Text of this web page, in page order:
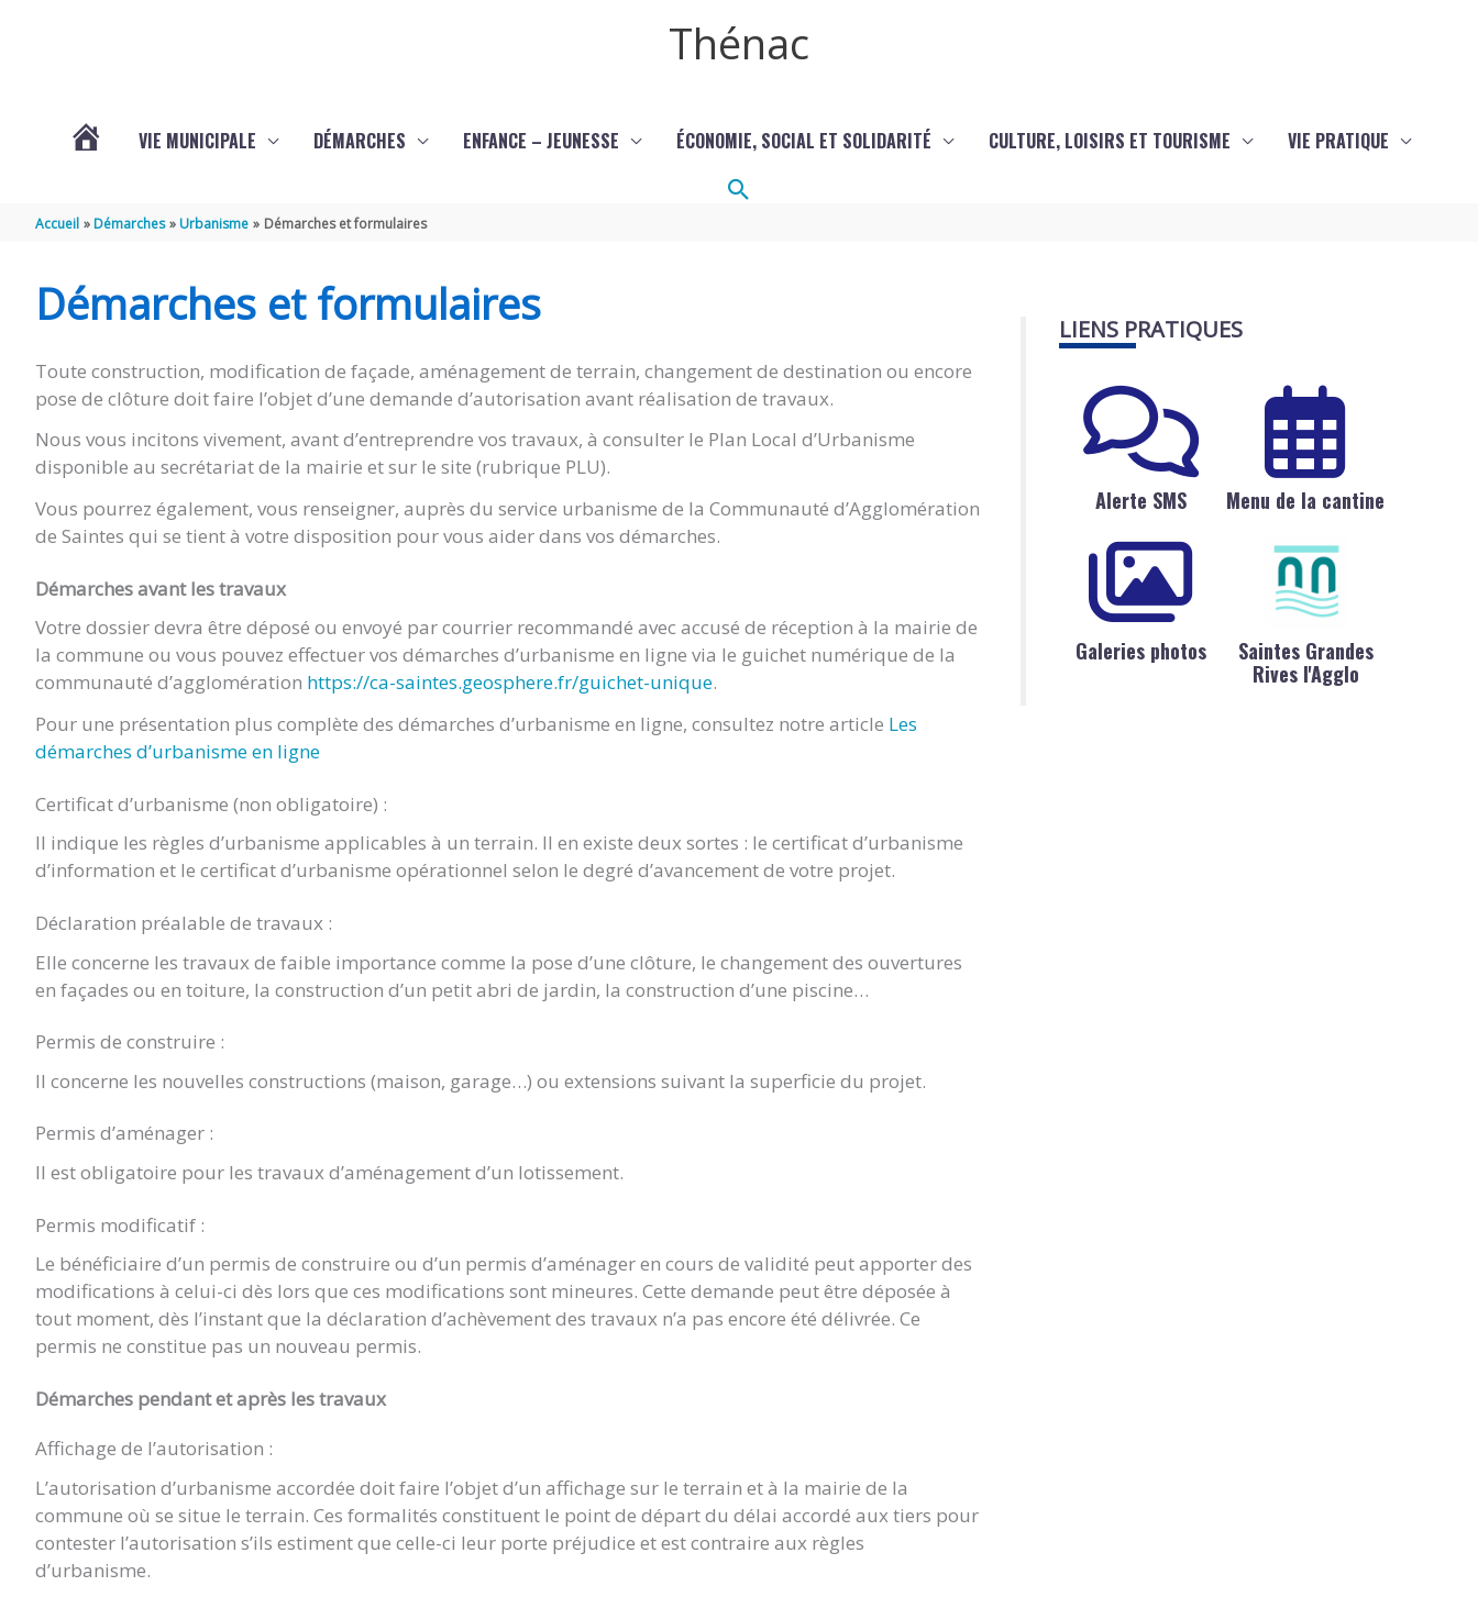
Thénac
THÉNAC
VIE MUNICIPALE DÉMARCHES ENFANCE – JEUNESSE ÉCONOMIE, SOCIAL ET SOLIDARITÉ CULTURE, LOISIRS ET TOURISME VIE PRATIQUE
Rechercher
Accueil Démarches Urbanisme Démarches et formulaires
Démarches et formulaires
Toute construction, modification de façade, aménagement de terrain, changement de destination ou encore
pose de clôture doit faire l’objet d’une demande d’autorisation avant réalisation de travaux.
Nous vous incitons vivement, avant d’entreprendre vos travaux, à consulter le Plan Local d’Urbanisme
disponible au secrétariat de la mairie et sur le site (rubrique PLU).
Vous pourrez également, vous renseigner, auprès du service urbanisme de la Communauté d’Agglomération
de Saintes qui se tient à votre disposition pour vous aider dans vos démarches.
Démarches avant les travaux
Votre dossier devra être déposé ou envoyé par courrier recommandé avec accusé de réception à la mairie de
la commune ou vous pouvez effectuer vos démarches d’urbanisme en ligne via le guichet numérique de la
communauté d’agglomération https://ca-saintes.geosphere.fr/guichet-unique.
Pour une présentation plus complète des démarches d’urbanisme en ligne, consultez notre article Les
démarches d’urbanisme en ligne
Certificat d’urbanisme (non obligatoire) :
Il indique les règles d’urbanisme applicables à un terrain. Il en existe deux sortes : le certificat d’urbanisme
d’information et le certificat d’urbanisme opérationnel selon le degré d’avancement de votre projet.
Déclaration préalable de travaux :
Elle concerne les travaux de faible importance comme la pose d’une clôture, le changement des ouvertures
en façades ou en toiture, la construction d’un petit abri de jardin, la construction d’une piscine…
Permis de construire :
Il concerne les nouvelles constructions (maison, garage…) ou extensions suivant la superficie du projet.
Permis d’aménager :
Il est obligatoire pour les travaux d’aménagement d’un lotissement.
Permis modificatif :
Le bénéficiaire d’un permis de construire ou d’un permis d’aménager en cours de validité peut apporter des
modifications à celui-ci dès lors que ces modifications sont mineures. Cette demande peut être déposée à
tout moment, dès l’instant que la déclaration d’achèvement des travaux n’a pas encore été délivrée. Ce
permis ne constitue pas un nouveau permis.
Démarches pendant et après les travaux
Affichage de l’autorisation :
L’autorisation d’urbanisme accordée doit faire l’objet d’un affichage sur le terrain et à la mairie de la
commune où se situe le terrain. Ces formalités constituent le point de départ du délai accordé aux tiers pour
contester l’autorisation s’ils estiment que celle-ci leur porte préjudice et est contraire aux règles
d’urbanisme.
LIENS PRATIQUES
Alerte SMS Menu de la cantine
Galeries photos
Saintes Grandes
Rives l'Agglo